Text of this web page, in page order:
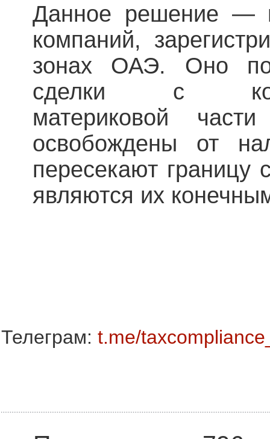
Данное решение —
компаний,
зонах ОАЭ. Оно
сделки с
материковой
освобождены от
пересекают границу
являются их
Телеграм: t.me/